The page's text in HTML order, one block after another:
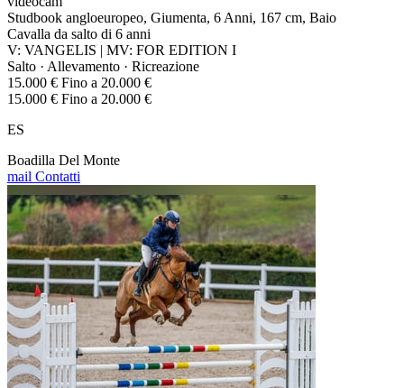
Studbook angloeuropeo, Giumenta, 6 Anni, 167 cm, Baio
Cavalla da salto di 6 anni
V: VANGELIS | MV: FOR EDITION I
Salto · Allevamento · Ricreazione
15.000 € Fino a 20.000 €
15.000 € Fino a 20.000 €
ES
Boadilla Del Monte
mail Contatti